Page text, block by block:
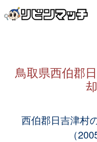
鳥取県西伯郡
西伯郡日吉津村
（